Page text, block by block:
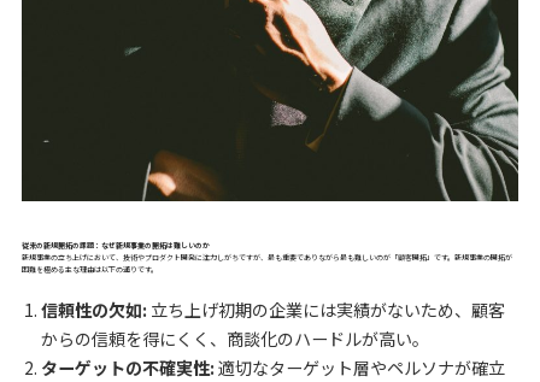
従来の新規開拓の課題：なぜ新規事業の開拓は難しいのか
新規事業の立ち上げにおいて、技術やプロダクト開発に注力しがちですが、最も重要でありながら最も難しいのが「顧客開拓」です。新規事業の開拓が
困難を極める主な理由は以下の通りです。
信頼性の欠如: 立ち上げ初期の企業には実績がないため、顧客
からの信頼を得にくく、商談化のハードルが高い。
ターゲットの不確実性: 適切なターゲット層やペルソナが確立